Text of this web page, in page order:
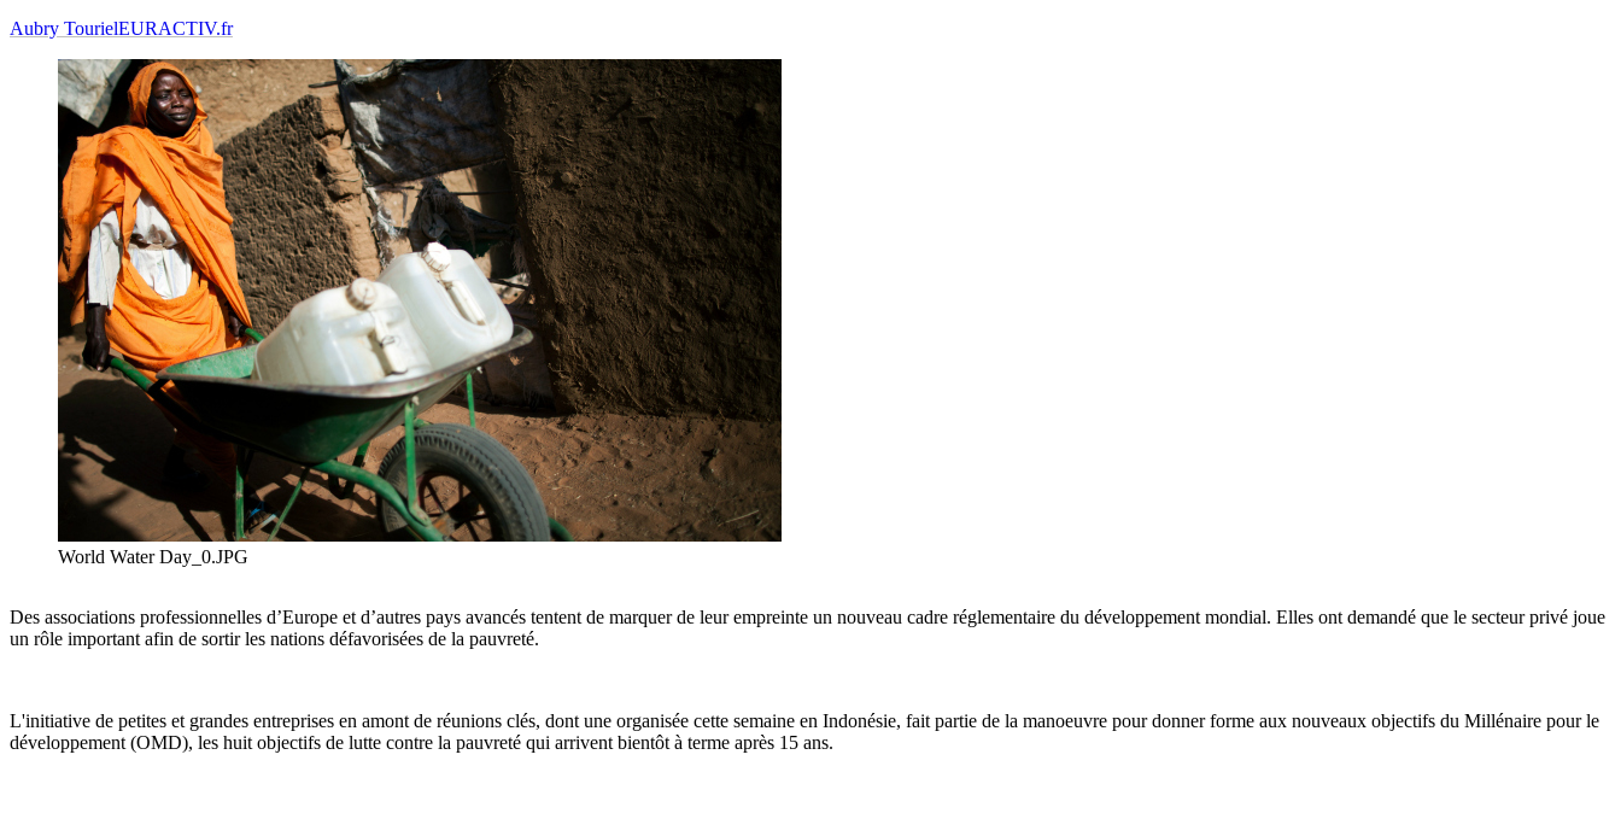
Aubry TourielEURACTIV.fr
World Water Day_0.JPG
Des associations professionnelles d’Europe et d’autres pays avancés tentent de marquer de leur empreinte un nouveau cadre réglementaire du développement mondial. Elles ont demandé que le secteur privé joue
un rôle important afin de sortir les nations défavorisées de la pauvreté.
L'initiative de petites et grandes entreprises en amont de réunions clés, dont une organisée cette semaine en Indonésie, fait partie de la manoeuvre pour donner forme aux nouveaux objectifs du Millénaire pour le
développement (OMD), les huit objectifs de lutte contre la pauvreté qui arrivent bientôt à terme après 15 ans.